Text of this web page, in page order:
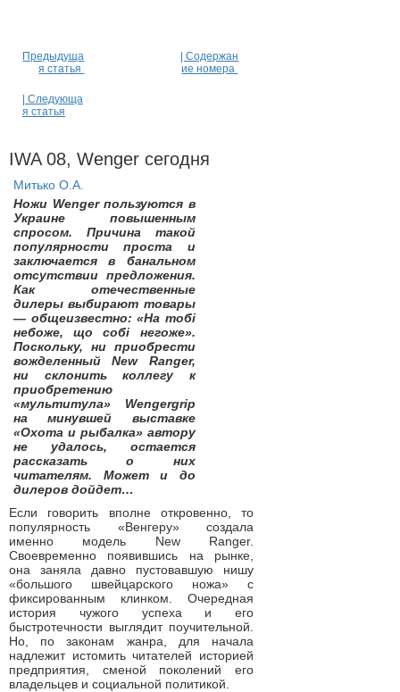
Предыдуща
я статья
| Содержан
ие номера
| Следующа
я статья
IWA 08, Wenger сегодня
Митько О.А.
Ножи Wenger пользуются в
Украине повышенным
спросом. Причина такой
популярности проста и
заключается в банальном
отсутствии предложения.
Как отечественные
дилеры выбирают товары
— общеизвестно: «На тобі
небоже, що собі негоже».
Поскольку, ни приобрести
вожделенный New Ranger,
ни склонить коллегу к
приобретению
«мультитула» Wengergrip
на минувшей выставке
«Охота и рыбалка» автору
не удалось, остается
рассказать о них
читателям. Может и до
дилеров дойдет…
Если говорить вполне откровенно, то
популярность «Венгеру» создала
именно модель New Ranger.
Своевременно появившись на рынке,
она заняла давно пустовавшую нишу
«большого швейцарского ножа» с
фиксированным клинком. Очередная
история чужого успеха и его
быстротечности выглядит поучительной.
Но, по законам жанра, для начала
надлежит истомить читателей историей
предприятия, сменой поколений его
владельцев и социальной политикой.